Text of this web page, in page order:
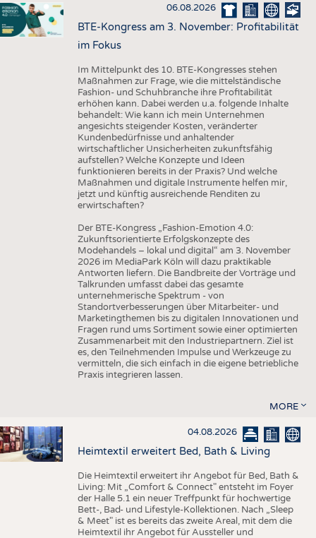
06.08.2026
BTE-Kongress am 3. November: Profitabilität
im Fokus
Im Mittelpunkt des 10. BTE-Kongresses stehen
Maßnahmen zur Frage, wie die mittelständische
Fashion- und Schuhbranche ihre Profitabilität
erhöhen kann. Dabei werden u.a. folgende Inhalte
behandelt: Wie kann ich mein Unternehmen
angesichts steigender Kosten, veränderter
Kundenbedürfnisse und anhaltender
wirtschaftlicher Unsicherheiten zukunftsfähig
aufstellen? Welche Konzepte und Ideen
funktionieren bereits in der Praxis? Und welche
Maßnahmen und digitale Instrumente helfen mir,
jetzt und künftig ausreichende Renditen zu
erwirtschaften?
Der BTE-Kongress „Fashion-Emotion 4.0:
Zukunftsorientierte Erfolgskonzepte des
Modehandels – lokal und digital“ am 3. November
2026 im MediaPark Köln will dazu praktikable
Antworten liefern. Die Bandbreite der Vorträge und
Talkrunden umfasst dabei das gesamte
unternehmerische Spektrum - von
Standortverbesserungen über Mitarbeiter- und
Marketingthemen bis zu digitalen Innovationen und
Fragen rund ums Sortiment sowie einer optimierten
Zusammenarbeit mit den Industriepartnern. Ziel ist
es, den Teilnehmenden Impulse und Werkzeuge zu
vermitteln, die sich einfach in die eigene betriebliche
Praxis integrieren lassen.
MORE
04.08.2026
Heimtextil erweitert Bed, Bath & Living
Die Heimtextil erweitert ihr Angebot für Bed, Bath &
Living: Mit „Comfort & Connect" entsteht im Foyer
der Halle 5.1 ein neuer Treffpunkt für hochwertige
Bett-, Bad- und Lifestyle-Kollektionen. Nach „Sleep
& Meet" ist es bereits das zweite Areal, mit dem die
Heimtextil ihr Angebot für Aussteller und